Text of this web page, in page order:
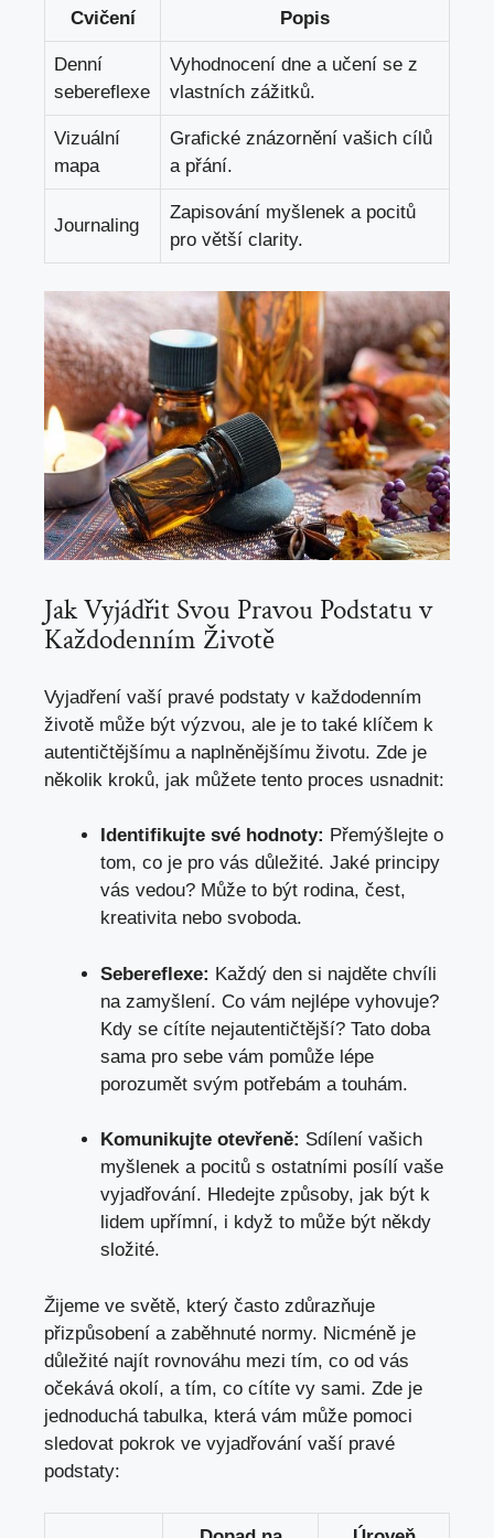
Cvičení Popis
Denní
sebereflexe
Vyhodnocení dne a‍ učení ‌se‌ z
vlastních zážitků.
Vizuální
mapa
Grafické znázornění⁣ vašich cílů⁤
a⁣ přání.
Journaling
Zapisování myšlenek a pocitů
pro větší clarity.
Jak Vyjádřit Svou Pravou ‌Podstatu v​
Každodenním ⁣Životě
Vyjadření vaší pravé podstaty v každodenním
životě může být výzvou,⁤ ale je⁤ to ‌také klíčem k
autentičtějšímu a naplněnějšímu životu. Zde ⁤je
několik kroků, jak ​můžete‌ tento proces usnadnit:
Identifikujte ‍své hodnoty: Přemýšlejte o
tom, co ⁣je⁢ pro vás ⁤důležité. Jaké‍ principy
‌vás vedou? ‌Může to být rodina, čest,
⁢kreativita nebo ​svoboda.
Sebereflexe: Každý⁣ den si‌ najděte chvíli
na⁢ zamyšlení. Co⁣ vám nejlépe vyhovuje?
⁣Kdy se ⁣cítíte ⁢nejautentičtější? Tato doba
sama pro sebe vám⁤ pomůže lépe
porozumět svým potřebám ⁤a touhám.
Komunikujte⁢ otevřeně: Sdílení vašich
myšlenek ​a ⁢pocitů ‌s ostatními ⁤posílí vaše
vyjadřování. ⁣Hledejte způsoby, jak být k
lidem upřímní, i když ⁢to může být⁢ někdy
složité.
Žijeme ve světě, ‌který⁣ často⁢ zdůrazňuje
přizpůsobení a ⁢zaběhnuté normy. Nicméně​ je
důležité najít⁢ rovnováhu mezi tím, co ⁤od vás​
očekává okolí, ⁢a tím,⁢ co cítíte vy sami. Zde je
jednoduchá tabulka, která ‌vám⁤ může pomoci
sledovat ⁤pokrok ve vyjadřování vaší⁣ pravé
⁢podstaty: